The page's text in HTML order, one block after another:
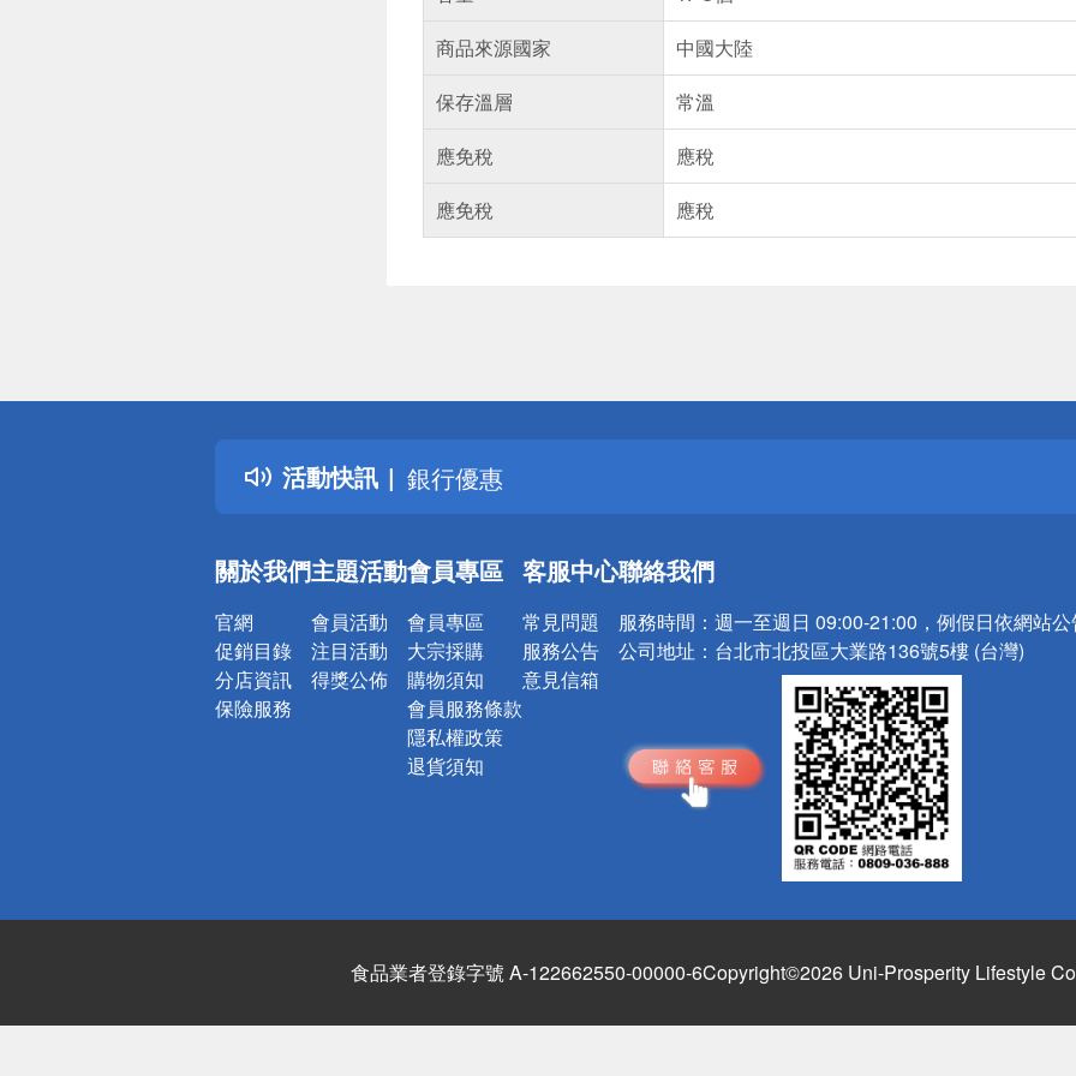
商品來源國家
中國大陸
保存溫層
常溫
應免稅
應稅
應免稅
應稅
活動快訊
得獎公告
熱門話題
銀行優惠
偏遠地區配送
關於我們
官網
促銷目錄
分店資訊
保險服務
主題活動
會員活動
注目活動
得獎公佈
會員專區
會員專區
大宗採購
購物須知
會員服務條款
隱私權政策
退貨須知
客服中心
常見問題
服務公告
意見信箱
聯絡我們
服務時間： 週一至週日 09:00-21:00，例假日依網站
公司地址： 台北市北投區大業路136號5樓 (台灣)
食品業者登錄字號 A-122662550-00000-6Copyright©2026 Uni-Prosperity Lifestyle